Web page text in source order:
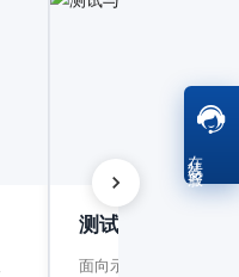
测试与测量设备
面向示波器、信号发
在线客服